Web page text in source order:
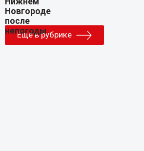
Еще в рубрике